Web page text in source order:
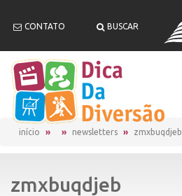
CONTATO BUSCAR
início newsletters zmxbuqdjeb
zmxbuqdjeb